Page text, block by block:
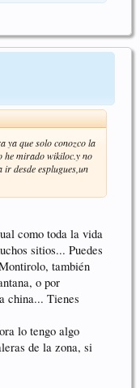
ya que solo conozco la
he mirado wikiloc.y no
desde esplugues,un
como toda la vida
sitios... Puedes
también
o por
china... Tienes
lo tengo algo
de la zona, si